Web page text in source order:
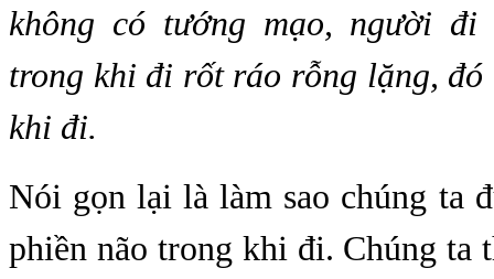
không có tướng mạo, người
trong khi đi rốt ráo rỗng lặng,
khi đi.
Nói gọn lại là làm sao chúng ta
phiền não trong khi đi. Chúng ta